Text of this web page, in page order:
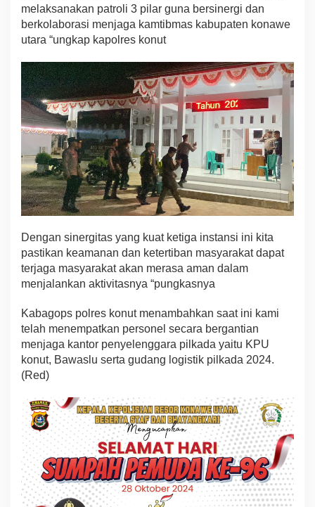
melaksanakan patroli 3 pilar guna bersinergi dan
berkolaborasi menjaga kamtibmas kabupaten konawe
utara “ungkap kapolres konut
Dengan sinergitas yang kuat ketiga instansi ini kita
pastikan keamanan dan ketertiban masyarakat dapat
terjaga masyarakat akan merasa aman dalam
menjalankan aktivitasnya “pungkasnya
Kabagops polres konut menambahkan saat ini kami
telah menempatkan personel secara bergantian
menjaga kantor penyelenggara pilkada yaitu KPU
konut, Bawaslu serta gudang logistik pilkada 2024.
(Red)